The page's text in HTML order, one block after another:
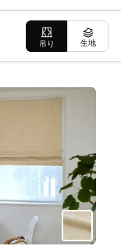
吊り 生地